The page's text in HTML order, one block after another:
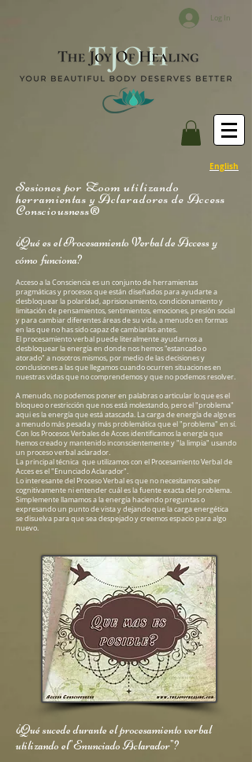
Log In
English
Sesiones por Zoom utilizando
herramientas y Aclaradores de Access
Consciousness®
¿Qué es el Procesamiento Verbal de Access y
cómo funciona?
Acceso a la Consciencia es un conjunto de herramientas
pragmáticas y procesos que están diseñados para ayudarte a
desbloquear la polaridad, aprisionamiento, condicionamiento y
limitación de pensamientos, sentimientos, emociones, presión social
y para cambiar diferentes áreas de su vida, a menudo en formas
en las que no has sido capaz de cambiarlas antes.
El procesamiento verbal puede literalmente ayudarnos a
desbloquear la energía en donde nos hemos "estancado o
atorado" a nosotros mismos, por medio de las decisiones y
conclusiones a las que llegamos cuando ocurren situaciones en
nuestras vidas que no comprendemos y que no podemos resolver.
A menudo, no podemos poner en palabras o articular lo que es el
bloqueo o restricción que nos está molestando, pero el "problema"
aqui es la energía que está atascada. La carga de energía de algo es
a menudo más pesada y más problemática que el "problema" en sí.
Con los Procesos Verbales de Acces identificamos la energía que
hemos creado y mantenido inconscientemente y "la limpia" usando
un proceso verbal aclarador.
La principal técnica que utilizamos con el Procesamiento Verbal de
Acces es el "Enunciado Aclarador".
Lo interesante del Proceso Verbal es que no necesitamos saber
cognitivamente ni entender cuál es la fuente exacta del problema.
Simplemente llamamos a la energía haciendo preguntas o
expresando un punto de vista y dejando que la carga energética
se disuelva para que sea despejado y creemos espacio para algo
nuevo.
¿Qué sucede durante el procesamiento verbal
utilizando el"Enunciado Aclarador"?